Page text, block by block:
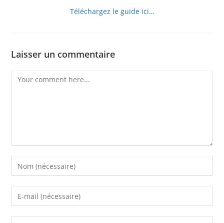
Téléchargez le guide ici…
Laisser un commentaire